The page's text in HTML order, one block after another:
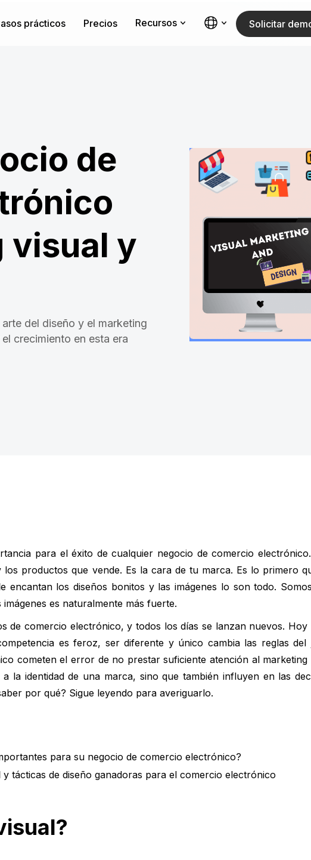
prácticos Precios Recursos Solicitar
de
visual y
del diseño y el marketing
crecimiento en esta era
para el éxito de cualquier negocio de comercio
productos que vende. Es la cara de tu marca. Es lo primero
los diseños bonitos y las imágenes lo son todo.
es naturalmente más fuerte.
de comercio electrónico, y todos los días se lanzan nuevos. Hoy
es feroz, ser diferente y único cambia las reglas del
cometen el error de no prestar suficiente atención al marketing
la identidad de una marca, sino que también influyen en las
por qué? Sigue leyendo para averiguarlo.
para su negocio de comercio electrónico?
tácticas de diseño ganadoras para el comercio electrónico